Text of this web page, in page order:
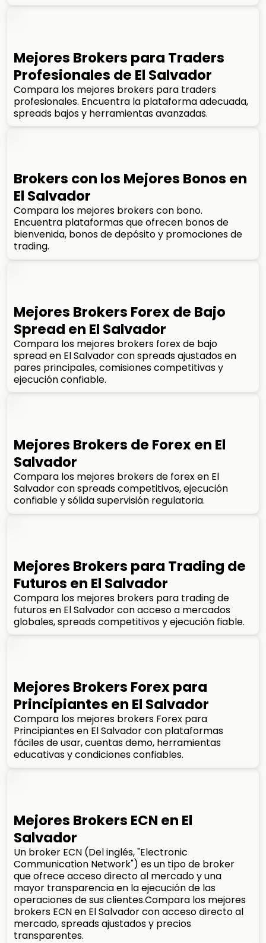
Mejores Brokers para Traders
Profesionales de El Salvador
Compara los mejores brokers para traders
profesionales. Encuentra la plataforma adecuada,
spreads bajos y herramientas avanzadas.
Brokers con los Mejores Bonos en
El Salvador
Compara los mejores brokers con bono.
Encuentra plataformas que ofrecen bonos de
bienvenida, bonos de depósito y promociones de
trading.
Mejores Brokers Forex de Bajo
Spread en El Salvador
Compara los mejores brokers forex de bajo
spread en El Salvador con spreads ajustados en
pares principales, comisiones competitivas y
ejecución confiable.
Mejores Brokers de Forex en El
Salvador
Compara los mejores brokers de forex en El
Salvador con spreads competitivos, ejecución
confiable y sólida supervisión regulatoria.
Mejores Brokers para Trading de
Futuros en El Salvador
Compara los mejores brokers para trading de
futuros en El Salvador con acceso a mercados
globales, spreads competitivos y ejecución fiable.
Mejores Brokers Forex para
Principiantes en El Salvador
Compara los mejores brokers Forex para
Principiantes en El Salvador con plataformas
fáciles de usar, cuentas demo, herramientas
educativas y condiciones confiables.
Mejores Brokers ECN en El
Salvador
Un broker ECN (Del inglés, "Electronic
Communication Network") es un tipo de broker
que ofrece acceso directo al mercado y una
mayor transparencia en la ejecución de las
operaciones de sus clientes.Compara los mejores
brokers ECN en El Salvador con acceso directo al
mercado, spreads ajustados y precios
transparentes.